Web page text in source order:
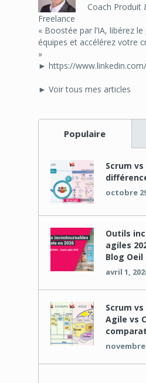
Coach Produit
Freelance
« Boostée par l’IA, libérez
équipes et accélérez votre
»
► https://
► Voir tous mes articles
Populaire
Scrum vs
octobre
Outils
agiles
Blog Oeil
avril 1,
Scrum
Agile vs
novembre